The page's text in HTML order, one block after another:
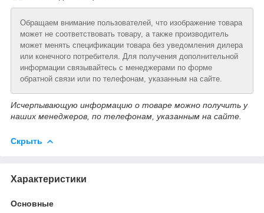
Обращаем внимание пользователей, что изображение товара
может не соответствовать товару, а также производитель
может менять спецификации товара без уведомления дилера
или конечного потребителя. Для получения дополнительной
информации связывайтесь с менеджерами по форме
обратной связи или по телефонам, указанным на сайте.
Исчерпывающую информацию о товаре можно получить у
наших менеджеров, по телефонам, указанным на сайте.
Скрыть
Характеристики
Основные